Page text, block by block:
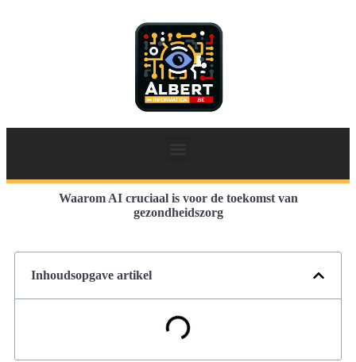
Waarom AI cruciaal is voor de toekomst van
gezondheidszorg
Inhoudsopgave artikel